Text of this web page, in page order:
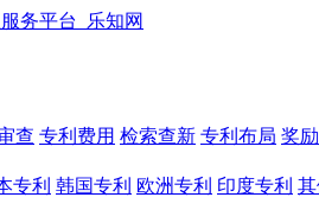
查 专利费用 检索查新 专利布局 奖
专利 韩国专利 欧洲专利 印度专利